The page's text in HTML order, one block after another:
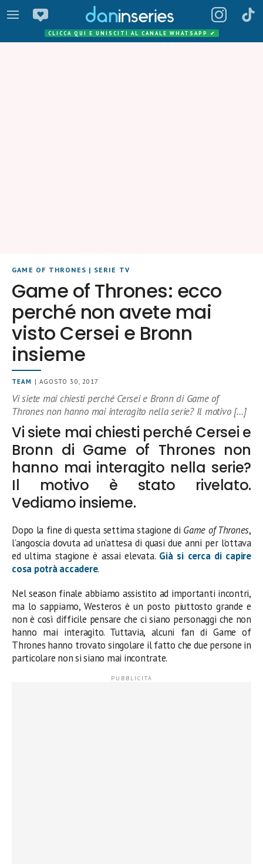
CLICCA QUI E UNISCITI AL CANALE WHATSAPP ✔
GAME OF THRONES | SERIE TV
Game of Thrones: ecco
perché non avete mai
visto Cersei e Bronn
insieme
TEAM | AGOSTO 30, 2017
Vi siete mai chiesti perché Cersei e Bronn di Game of
Thrones non hanno mai interagito nella serie? Il motivo […]
Vi siete mai chiesti perché Cersei e
Bronn di Game of Thrones non
hanno mai interagito nella serie?
Il motivo è stato rivelato.
Vediamo insieme.
Dopo la fine di questa settima stagione di Game of Thrones,
l’angoscia dovuta ad un’attesa di quasi due anni per l’ottava
ed ultima stagione è assai elevata. Già si cerca di capire
cosa potrà accadere.
Nel season finale abbiamo assistito ad importanti incontri,
ma lo sappiamo, Westeros è un posto piuttosto grande e
non è così difficile pensare che ci siano personaggi che non
hanno mai interagito. Tuttavia, alcuni fan di Game of
Thrones hanno trovato singolare il fatto che due persone in
particolare non si siano mai incontrate.